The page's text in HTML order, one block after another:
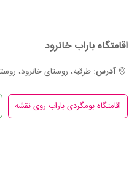
اقامتگاه باراب خانرود
آدرس: طرقبه، روستای خانرود،